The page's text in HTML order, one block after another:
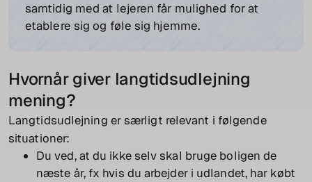
samtidig med at lejeren får mulighed for at
etablere sig og føle sig hjemme.
Hvornår giver langtidsudlejning
mening?
Langtidsudlejning er særligt relevant i følgende
situationer:
Du ved, at du ikke selv skal bruge boligen de
næste år, fx hvis du arbejder i udlandet, har købt